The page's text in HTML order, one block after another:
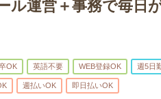
ル運営＋事務で毎日
OK 英語不要 WEB登録OK 週5日
週払いOK 即日払いOK